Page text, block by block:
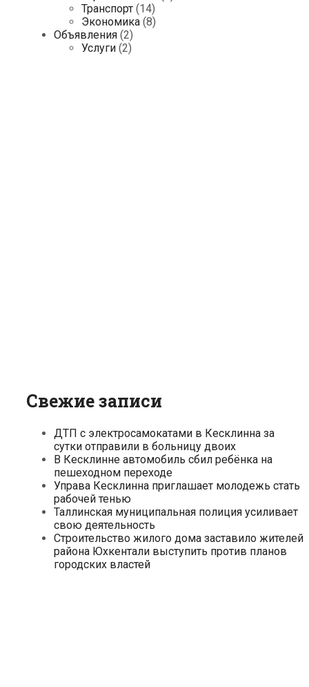
Транспорт (14)
Экономика (8)
Объявления (2)
Услуги (2)
Свежие записи
ДТП с электросамокатами в Кесклинна за
сутки отправили в больницу двоих
В Кесклинне автомобиль сбил ребёнка на
пешеходном переходе
Управа Кесклинна приглашает молодежь стать
рабочей тенью
Таллинская муниципальная полиция усиливает
свою деятельность
Строительство жилого дома заставило жителей
района Юхкентали выступить против планов
городских властей